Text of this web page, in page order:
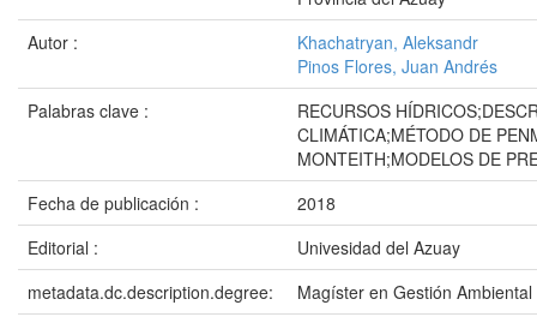
Autor :
Khachatryan, Aleksandr
Pinos Flores, Juan Andrés
Palabras clave :
RECURSOS
CLIMÁTICA;MÉTODO DE
MONTEITH;MODELOS DE
Fecha de publicación :
2018
Editorial :
Univesidad del Azuay
metadata.dc.description.degree:
Magíster en Gestión Ambiental